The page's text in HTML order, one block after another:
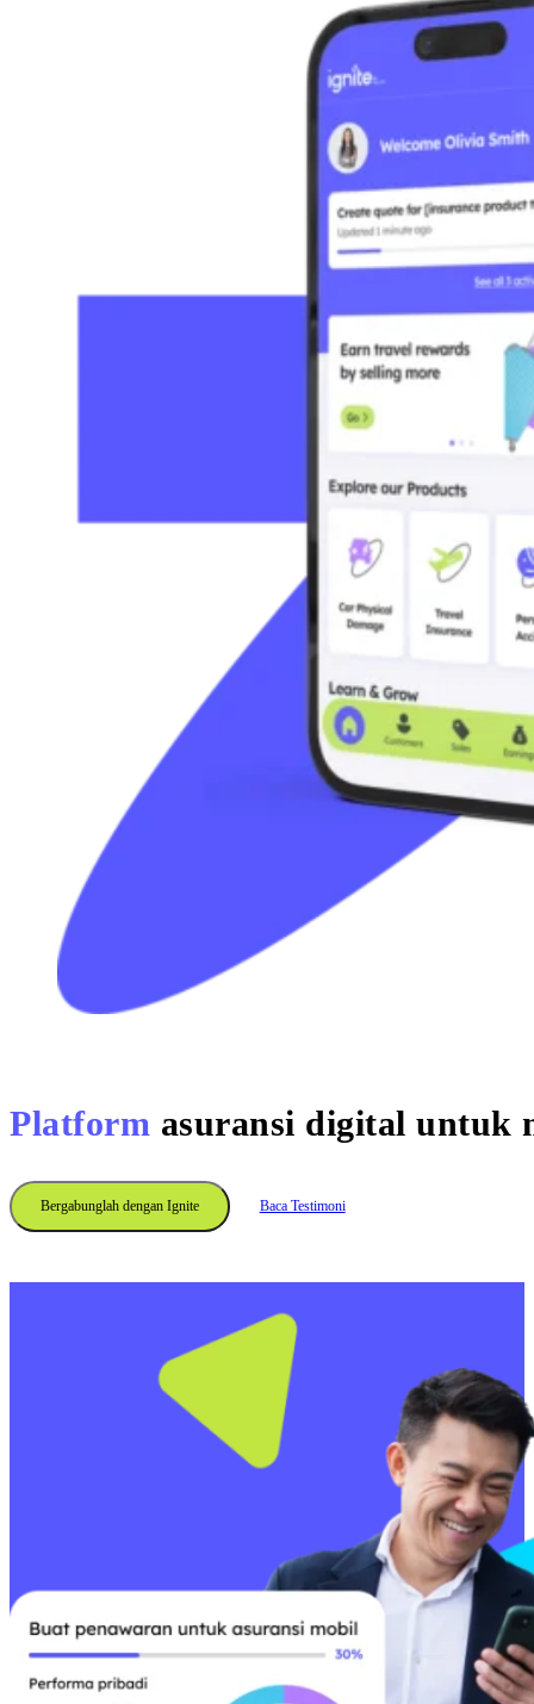
Platform asuransi digital untuk
Bergabunglah dengan Ignite Baca Testimoni